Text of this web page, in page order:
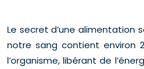
Le secret d’une alimentation
notre sang contient environ
l’organisme, libérant de